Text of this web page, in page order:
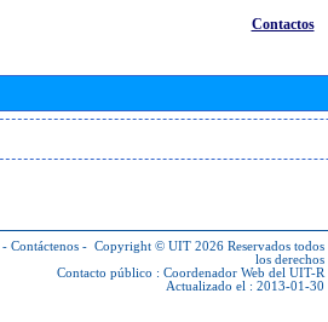
Contactos
- Contáctenos - Copyright © UIT 2026 Reservados todos
los derechos
Contacto público : Coordenador Web del UIT-R
Actualizado el : 2013-01-30